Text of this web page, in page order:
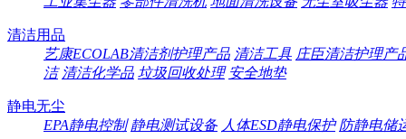
清洁用品
艺康ECOLAB清洁剂护理产品 清洁工具 庄臣清洁护理产
洁 清洁化学品 垃圾回收处理 安全地垫
静电无尘
EPA静电控制 静电测试设备 人体ESD静电保护 防静电储